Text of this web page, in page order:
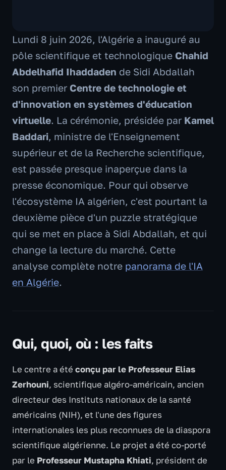
Lundi 8 juin 2026, l'Algérie a inauguré au
pôle scientifique et technologique Chahid
Abdelhafid Ihaddaden de Sidi Abdallah
son premier Centre de technologie et
d'innovation en systèmes d'éducation
virtuelle. La cérémonie, présidée par Kamel
Baddari, ministre de l'Enseignement
supérieur et de la Recherche scientifique,
est passée presque inaperçue dans la
presse économique. Pour qui observe
l'écosystème IA algérien, c'est pourtant la
deuxième pièce d'un puzzle stratégique
qui se met en place à Sidi Abdallah, et qui
change la lecture du marché. Cette
analyse complète notre panorama de l'IA
en Algérie.
Qui, quoi, où : les faits
Le centre a été conçu par le Professeur Elias
Zerhouni, scientifique algéro-américain, ancien
directeur des Instituts nationaux de la santé
américains (NIH), et l'une des figures
internationales les plus reconnues de la diaspora
scientifique algérienne. Le projet a été co-porté
par le Professeur Mustapha Khiati, président de